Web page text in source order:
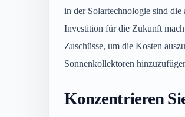
in der Solartechnologie sind
Investition für die Zukunft
Zuschüsse, um die Kosten
Sonnenkollektoren
Konzentrieren